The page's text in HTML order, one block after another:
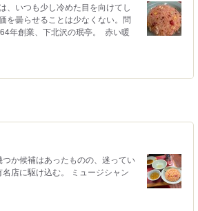
、いつも少し冷めた目を向けてし
を曇らせることは少なくない。問
年創業、下北沢の珉亭。 ⁡ 赤い暖
か候補はあったものの、迷ってい
店に駆け込む。 ミュージシャン